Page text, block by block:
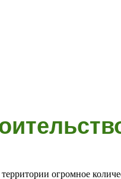
огромное